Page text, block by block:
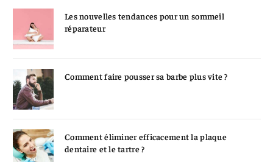
Les nouvelles tendances pour un sommeil
réparateur
Comment faire pousser sa barbe plus vite ?
Comment éliminer efficacement la plaque
dentaire et le tartre ?